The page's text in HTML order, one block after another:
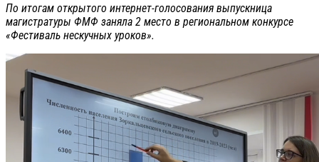
По итогам открытого интернет-голосования выпускница
магистратуры ФМФ заняла 2 место в региональном конкурсе
«Фестиваль нескучных уроков».